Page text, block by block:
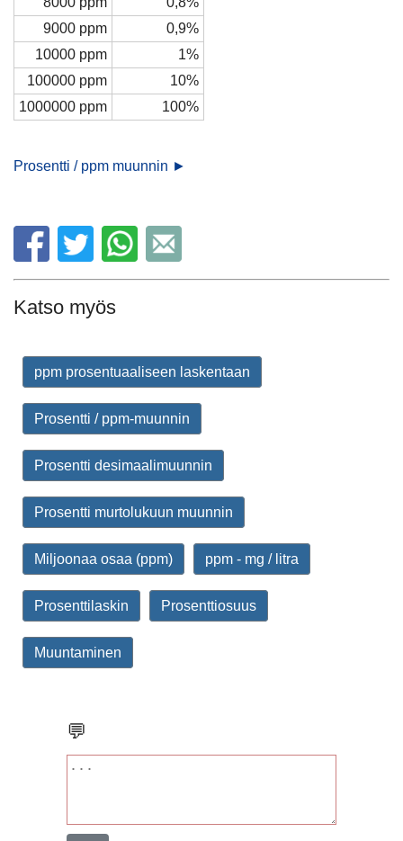
9000 ppm
0,9%
10000 ppm
1%
100000 ppm
10%
1000000 ppm
100%
Prosentti / ppm muunnin ►
Katso myös
ppm prosentuaaliseen laskentaan
Prosentti / ppm-muunnin
Prosentti desimaalimuunnin
Prosentti murtolukuun muunnin
Miljoonaa osaa (ppm) ppm - mg / litra
Prosenttilaskin Prosenttiosuus
Muuntaminen
💬